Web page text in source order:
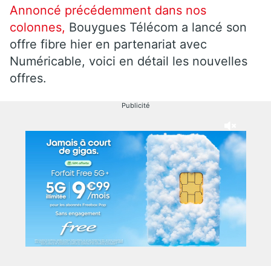
Annoncé précédemment dans nos
colonnes, Bouygues Télécom a lancé son
offre fibre hier en partenariat avec
Numéricable, voici en détail les nouvelles
offres.
Publicité